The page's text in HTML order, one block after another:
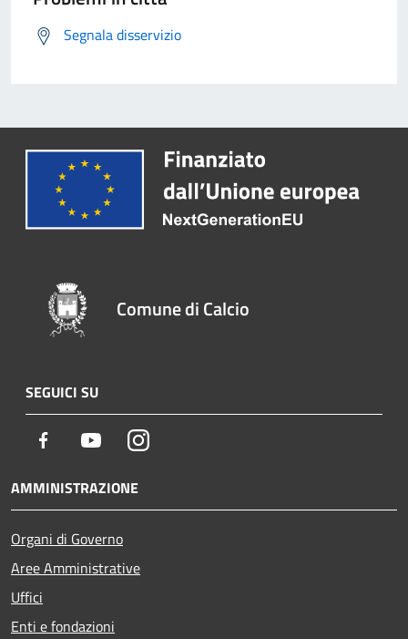
Segnala disservizio
Comune di Calcio
SEGUICI SU
Facebook YoutubeInstagram
AMMINISTRAZIONE
Organi di Governo
Aree Amministrative
Uffici
Enti e fondazioni